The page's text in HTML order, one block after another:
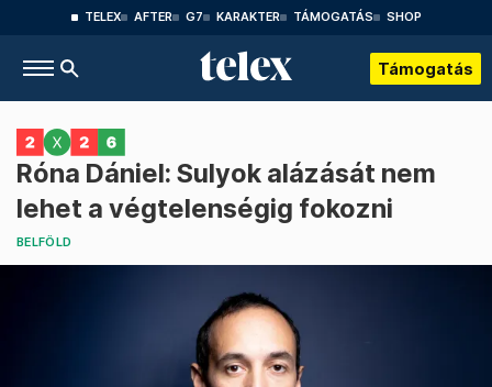
TELEX AFTER G7 KARAKTER TÁMOGATÁS SHOP
Támogatás
Róna Dániel: Sulyok alázását nem
lehet a végtelenségig fokozni
BELFÖLD